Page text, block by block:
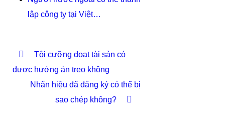
lập công ty tại Việt…
Tội cưỡng đoạt tài sản có
được hưởng án treo không
Nhãn hiệu đã đăng ký có thể bị
sao chép không?